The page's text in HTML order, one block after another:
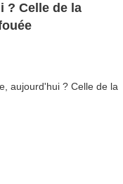
? Celle de la